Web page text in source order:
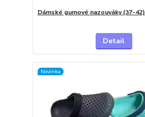
Dámské gumové nazouváky (37-42)
Detail
Novinka